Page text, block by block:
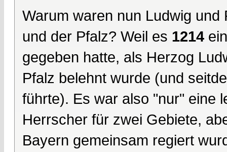
Warum waren nun Ludwig
und der Pfalz? Weil es 1214
gegeben hatte, als Herzog
Pfalz belehnt wurde (und
führte). Es war also "nur" eine
Herrscher für zwei Gebiete,
Bayern gemeinsam regiert